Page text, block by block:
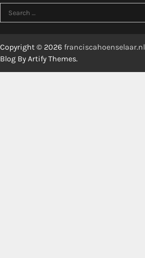
for:
Copyright © 2026 franciscahoenselaar.nl
Blog By Artify Themes.